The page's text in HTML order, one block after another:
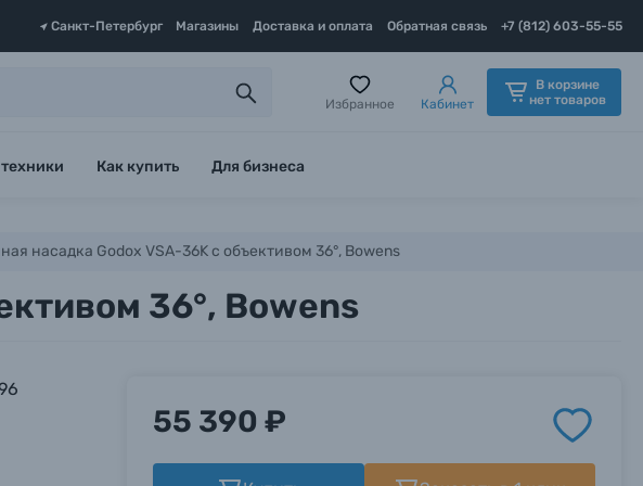
Санкт-Петербург Магазины Доставка и оплата Обратная связь +7 (812) 603-55-55
Избранное Кабинет
В корзине
нет товаров
Как купить Для бизнеса
насадка Godox VSA-36K с объективом 36°, Bowens
36°, Bowens
55 390 ₽